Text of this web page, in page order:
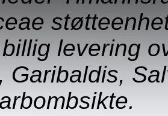
levering
Garibaldis,